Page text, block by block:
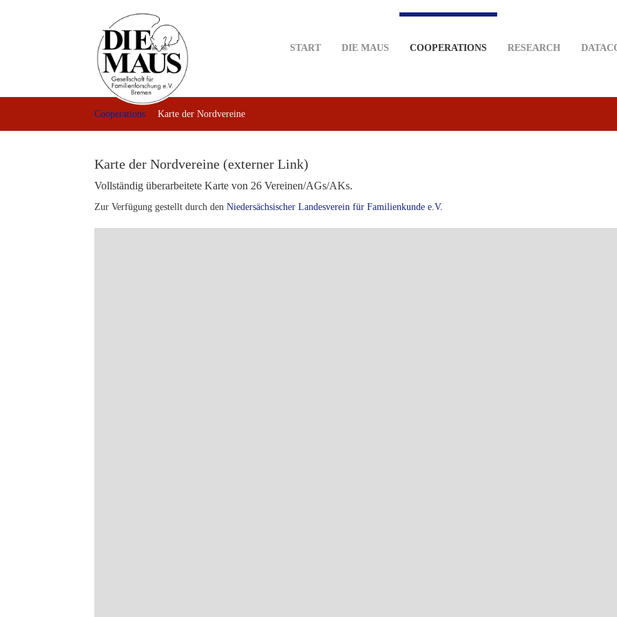
START DIE MAUS COOPERATIONS RESEARCH
Cooperations Karte der Nordvereine
Karte der Nordvereine (externer Link)
Vollständig überarbeitete Karte von 26 Vereinen/AGs/AKs.
Zur Verfügung gestellt durch den Niedersächsischer Landesverein für Familienkunde e.V.